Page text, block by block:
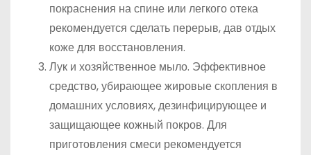
покраснения на спине или легкого отека
рекомендуется сделать перерыв, дав отдых
коже для восстановления.
Лук и хозяйственное мыло. Эффективное
средство, убирающее жировые скопления в
домашних условиях, дезинфицирующее и
защищающее кожный покров. Для
приготовления смеси рекомендуется